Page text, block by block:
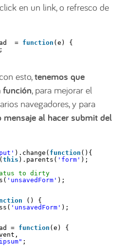
en un link, o refresco de
= function (e) {
;
esto,tenemos que
función, para mejorar el
navegadores, y para
mensaje al hacer submit del
).change( function (){
this ).parents( 'form' );
to dirty
'unsavedForm' );
() {
'unsavedForm' );
= function (e) {
;